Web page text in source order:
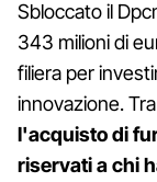
Sbloccato il
343 milioni di
filiera per
innovazione.
l'acquisto di
riservati a chi